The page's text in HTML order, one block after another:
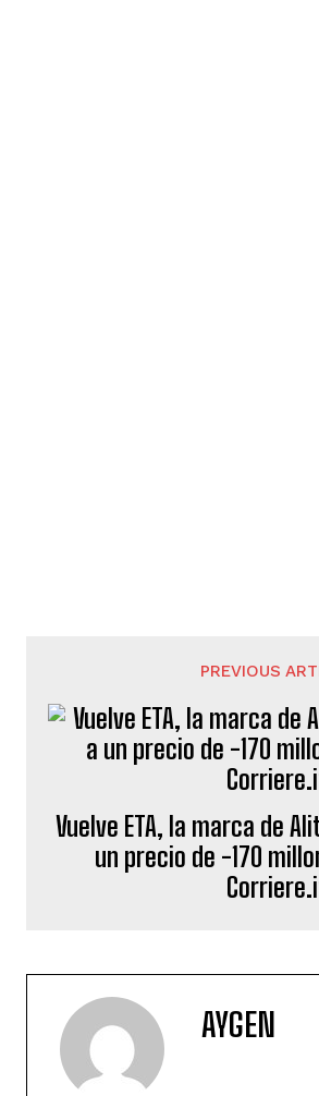
PREVIOUS
Vuelve ETA, la marca de
un precio de -170
AYGEN